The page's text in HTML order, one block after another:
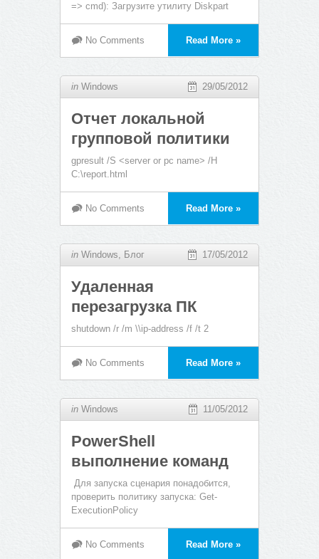
=> cmd): Загрузите утилиту Diskpart
No Comments Read More »
in Windows 29/05/2012
Отчет локальной
групповой политики
gpresult /S <server or pc name> /H
C:\report.html
No Comments Read More »
in Windows, Блог 17/05/2012
Удаленная
перезагрузка ПК
shutdown /r /m \\ip-address /f /t 2
No Comments Read More »
in Windows 11/05/2012
PowerShell
выполнение команд
Для запуска сценария понадобится,
проверить политику запуска: Get-
ExecutionPolicy
No Comments Read More »